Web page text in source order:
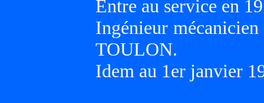
Entre au service en
Ingénieur
TOULON.
Idem au 1er janvier